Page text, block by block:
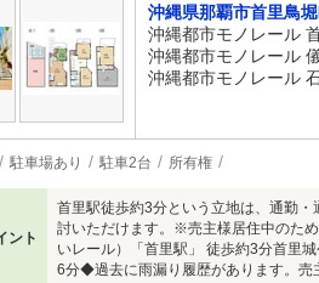
沖縄県那覇市首里鳥
沖縄都市モノレール
沖縄都市モノレール
沖縄都市モノレール
駐車場あり 駐車2台 所有権
ント
首里駅徒歩約3分という立地は、通勤
討いただけます。※売主様居住中のた
いレール）「首里駅」 徒歩約3分首里
6分◆過去に雨漏り履歴があります。売